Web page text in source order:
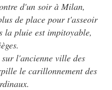
d'un soir à Milan,
de place pour t'asseoir
la pluie est impitoyable,
l'ancienne ville des
le carillonnement des